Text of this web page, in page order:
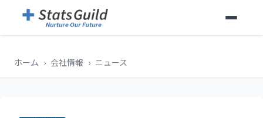
ホーム › 会社情報 › ニュース